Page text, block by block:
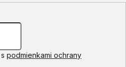
podmienkami ochrany